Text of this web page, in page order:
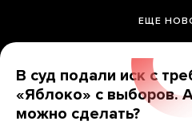
ЕЩЕ
В суд подали иск с
«Яблоко» с выборов.
можно сделать?